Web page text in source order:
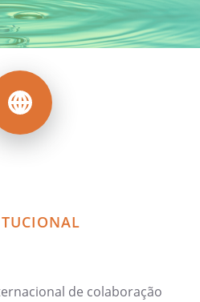
de colaboração